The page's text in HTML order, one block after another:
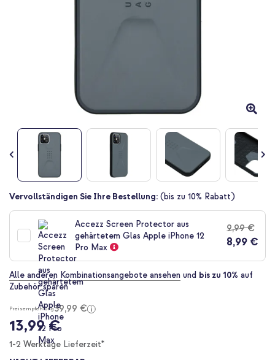
Zum
Bildgalerie
springen
Vervollständigen Sie Ihre Bestellung: (bis zu 10% Rabatt)
Accezz Screen Protector aus
gehärtetem Glas Apple iPhone 12
Pro Max
9,99 €
8,99 €
Alle anderen Kombinationsangebote ansehen und bis zu 10% auf
Zubehör sparen
Preisempfehlung39,99 €
13,99 €
1-2 Werktage Lieferzeit*